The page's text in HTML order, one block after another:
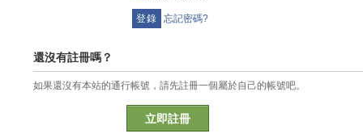
忘記密碼?
還沒有註冊嗎？
如果還沒有本站的通行帳號，請先註冊一個屬於自己的帳號吧。
立即註冊